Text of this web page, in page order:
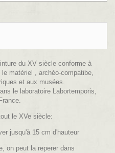
du XV siècle conforme à
matériel , archéo-compatibe,
et aux musées.
le laboratoire Labortemporis,
le XVe siècle:
jusqu'à 15 cm d'hauteur
on peut la reperer dans